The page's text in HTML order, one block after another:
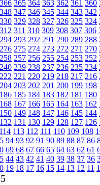
366 365 364 363 362 361 360
348 347 346 345 344 343 342
330 329 328 327 326 325 324
312 311 310 309 308 307 306
294 293 292 291 290 289 288
276 275 274 273 272 271 270
258 257 256 255 254 253 252
240 239 238 237 236 235 234
222 221 220 219 218 217 216
204 203 202 201 200 199 198
186 185 184 183 182 181 180
168 167 166 165 164 163 162
150 149 148 147 146 145 144
132 131 130 129 128 127 126
114 113 112 111 110 109 108
94 93 92 91 90 89 88 87 86
69 68 67 66 65 64 63 62 61
44 43 42 41 40 39 38 37 36
19 18 17 16 15 14 13 12 11